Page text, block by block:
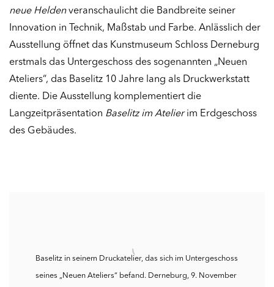
neue Heldenveranschaulicht die Bandbreite seiner
Innovation in Technik, Maßstab und Farbe. Anlässlich der
Ausstellung öffnet das Kunstmuseum Schloss Derneburg
erstmals das Untergeschoss des sogenannten „Neuen
Ateliers“, das Baselitz 10 Jahre lang als Druckwerkstatt
diente. Die Ausstellung komplementiert die
Langzeitpräsentation Baselitz im Atelierim Erdgeschoss
des Gebäudes.
Baselitz in seinem Druckatelier, das sich im Untergeschoss
seines „Neuen Ateliers“ befand. Derneburg, 9. November